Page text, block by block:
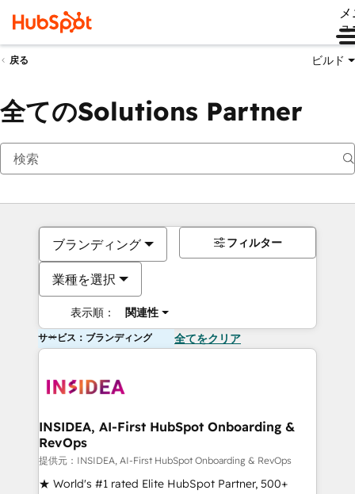
ュ
戻る ビルド
全てのSolutions Partner
ブランディング
業種を選択
表示順： 関連性
フィルター
サービス：ブランディング 全てをクリア
INSIDEA, AI-First HubSpot Onboarding &
RevOps
提供元：INSIDEA, AI-First HubSpot Onboarding & RevOps
★ World's #1 rated Elite HubSpot Partner, 500+